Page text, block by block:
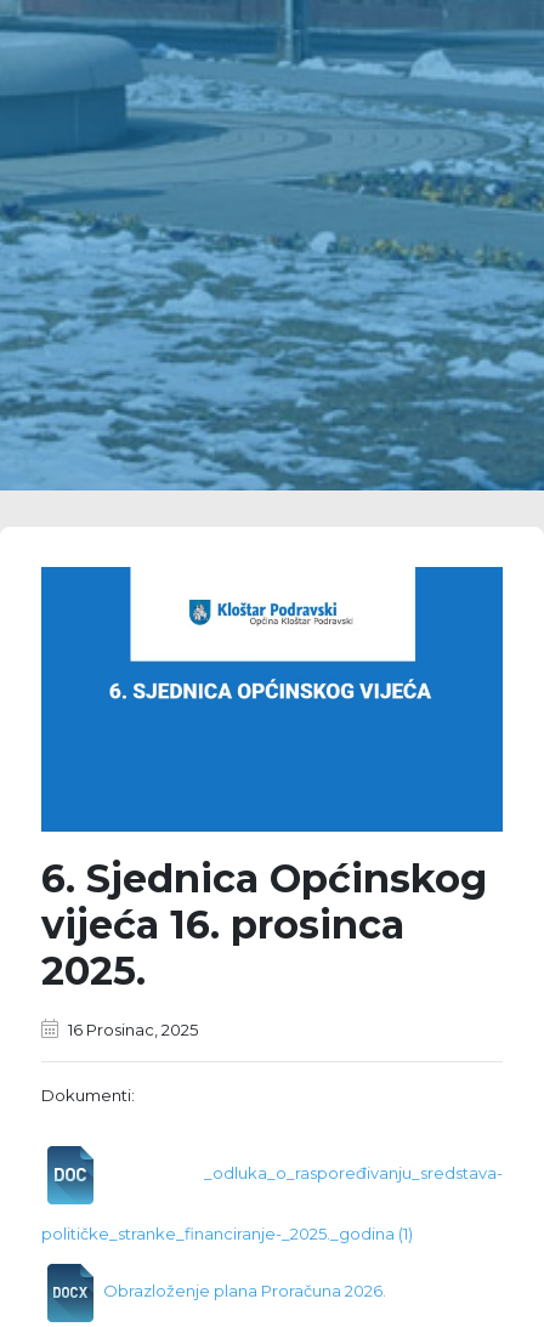
6. Sjednica Općinskog
vijeća 16. prosinca
2025.
16 Prosinac, 2025
Dokumenti:
_odluka_o_raspoređivanju_sredstava-
političke_stranke_financiranje-_2025._godina (1)
Obrazloženje plana Proračuna 2026.